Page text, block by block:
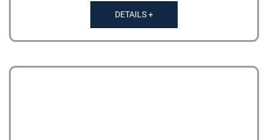
DETAILS +